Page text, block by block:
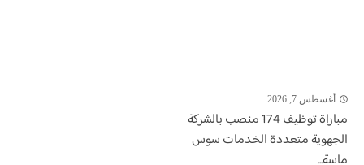
أغسطس 7, 2026
مباراة توظيف 174 منصب بالشركة
الجهوية متعددة الخدمات سوس
ماسة...